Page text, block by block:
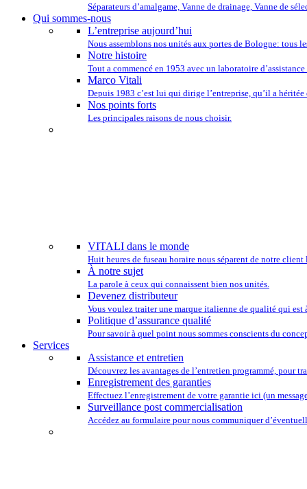
Séparateurs d’amalgame, Vanne de drainage, Vanne de
Qui sommes-nous
L’entreprise aujourd’hui
Nous assemblons nos unités aux portes de Bologne: tous
Notre histoire
Tout a commencé en 1953 avec un laboratoire
Marco Vitali
Depuis 1983 c’est lui qui dirige l’entreprise, qu’il a
Nos points forts
Les principales raisons de nous choisir.
VITALI dans le monde
Huit heures de fuseau horaire nous séparent de notre
À notre sujet
La parole à ceux qui connaissent bien nos unités.
Devenez distributeur
Vous voulez traiter une marque italienne de qualité qui est
Politique d’assurance qualité
Pour savoir à quel point nous sommes conscients du
Services
Assistance et entretien
Découvrez les avantages de l’entretien programmé, pour
Enregistrement des garanties
Effectuez l’enregistrement de votre garantie ici (un
Surveillance post commercialisation
Accédez au formulaire pour nous communiquer